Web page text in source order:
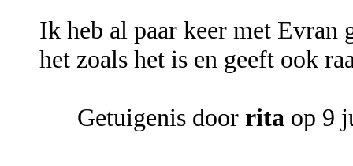
Ik heb al paar keer met Evran
het zoals het is en geeft ook
Getuigenis door rita op 9